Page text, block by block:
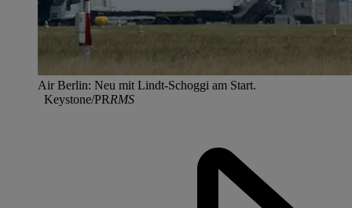
Air Berlin: Neu mit Lindt-Schoggi am Start.
Keystone/PRRMS